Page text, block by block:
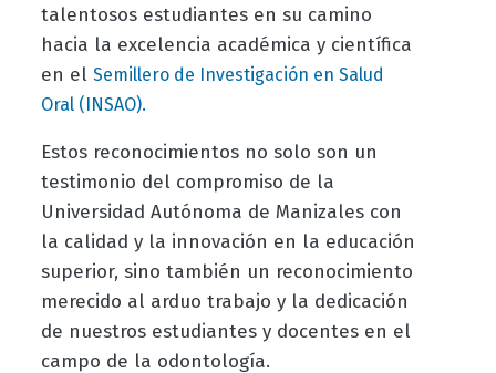
talentosos estudiantes en su camino
hacia la excelencia académica y científica
en el Semillero de Investigación en Salud
Oral (INSAO).
Estos reconocimientos no solo son un
testimonio del compromiso de la
Universidad Autónoma de Manizales con
la calidad y la innovación en la educación
superior, sino también un reconocimiento
merecido al arduo trabajo y la dedicación
de nuestros estudiantes y docentes en el
campo de la odontología.